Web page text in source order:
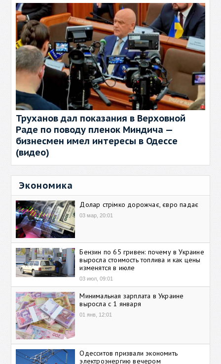
Труханов дал показания в Верховной
Раде по поводу пленок Миндича —
бизнесмен имел интересы в Одессе
(видео)
Экономика
Долар стрімко дорожчає, євро падає
03 мар, 20:01
Бензин по 65 гривен: почему в Украине
выросла стоимость топлива и как цены
изменятся в июле
03 июл, 09:01
Минимальная зарплата в Украине
выросла с 1 января
01 янв, 12:01
Одесситов призвали экономить
электроэнергию вечером